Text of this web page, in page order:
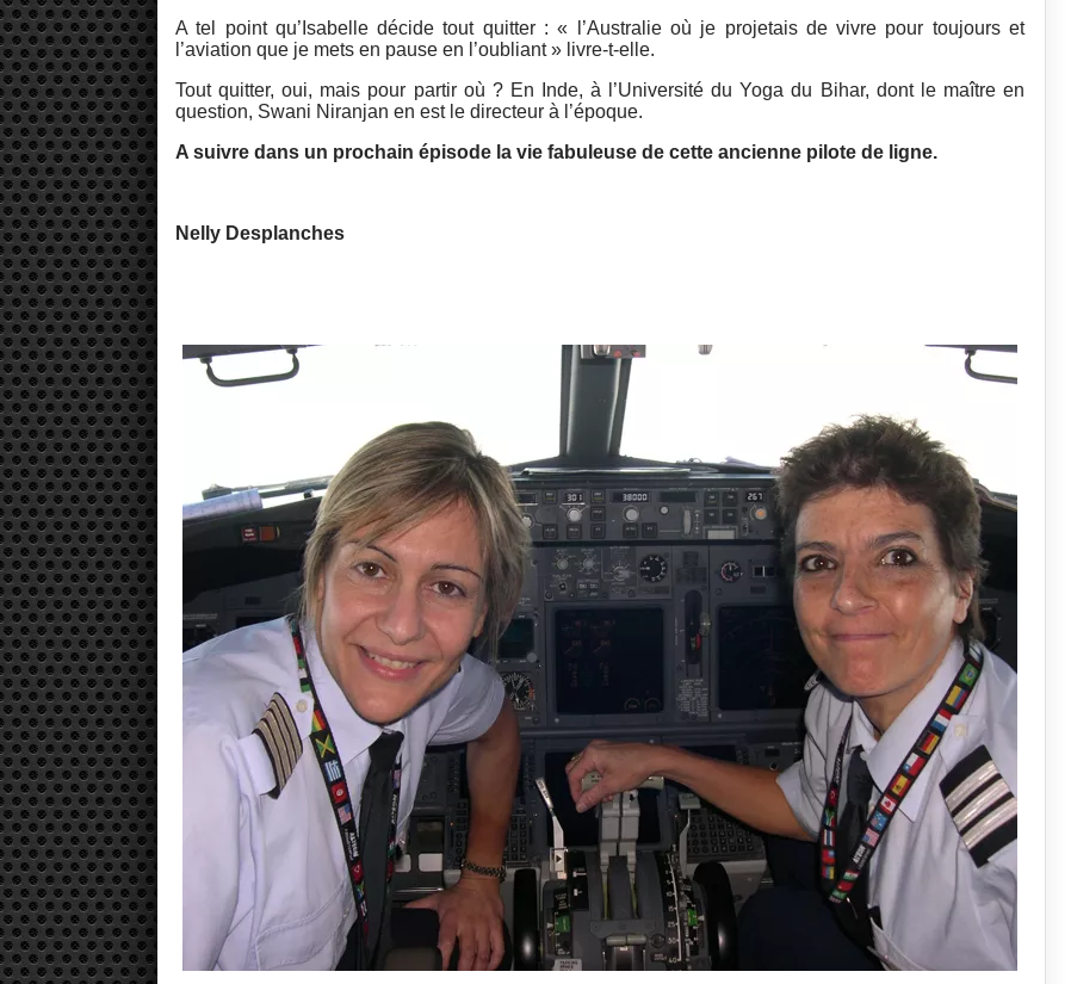
A tel point qu’Isabelle décide tout quitter : « l’Australie où je projetais de vivre pour toujours et
l’aviation que je mets en pause en l’oubliant » livre-t-elle.
Tout quitter, oui, mais pour partir où ? En Inde, à l’Université du Yoga du Bihar, dont le maître en
question, Swani Niranjan en est le directeur à l’époque.
A suivre dans un prochain épisode la vie fabuleuse de cette ancienne pilote de ligne.
Nelly Desplanches